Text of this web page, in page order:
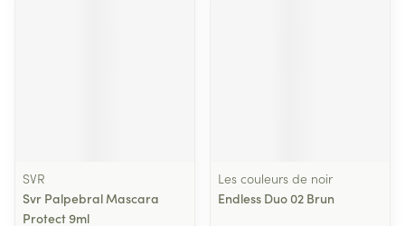
SVR
Svr Palpebral Mascara
Protect 9ml
Les couleurs de noir
Endless Duo 02 Brun